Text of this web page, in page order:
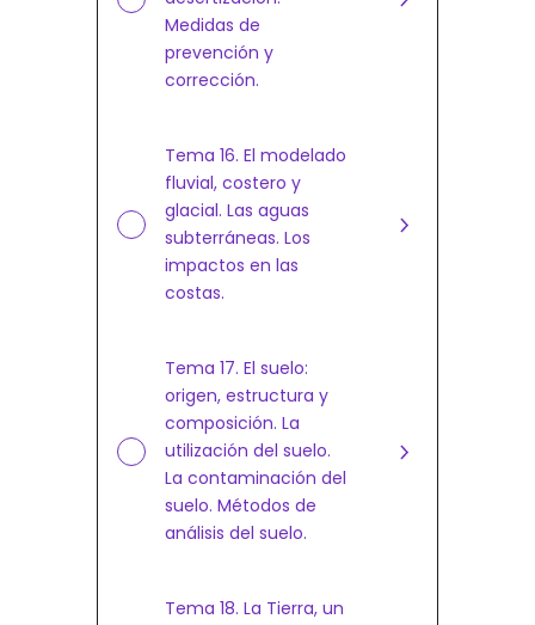
Medidas de
prevención y
corrección.
Tema 16. El modelado
fluvial, costero y
glacial. Las aguas
subterráneas. Los
impactos en las
costas.
Tema 17. El suelo:
origen, estructura y
composición. La
utilización del suelo.
La contaminación del
suelo. Métodos de
análisis del suelo.
Tema 18. La Tierra, un